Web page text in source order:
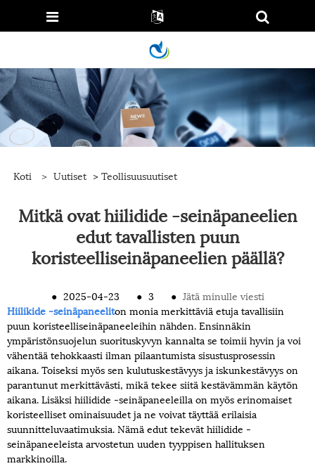
Koti > Uutiset > Teollisuusuutiset
Mitkä ovat hiilidide -seinäpaneelien
edut tavallisten puun
koristeelliseinäpaneelien päällä?
● 2025-04-23 ● 3 ● Jätä minulle viesti
Hiilikide -seinäpaneeliton monia merkittäviä etuja tavallisiin
puun koristeelliseinäpaneeleihin nähden. Ensinnäkin
ympäristönsuojelun suorituskyvyn kannalta se toimii hyvin ja voi
vähentää tehokkaasti ilman pilaantumista sisustusprosessin
aikana. Toiseksi myös sen kulutuskestävyys ja iskunkestävyys on
parantunut merkittävästi, mikä tekee siitä kestävämmän käytön
aikana. Lisäksi hiilidide -seinäpaneeleilla on myös erinomaiset
koristeelliset ominaisuudet ja ne voivat täyttää erilaisia ​​
suunnitteluvaatimuksia. Nämä edut tekevät hiilidide -
seinäpaneeleista arvostetun uuden tyyppisen hallituksen
markkinoilla.